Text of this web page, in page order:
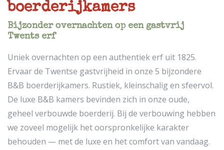
boerderijkamers
Bijzonder overnachten op een gastvrij
Twents erf
Uniek overnachten op een authentiek erf uit 1825.
Ervaar de Twentse gastvrijheid in onze 5 bijzondere
B&B boerderijkamers. Rustiek, kleinschalig en sfeervol.
De luxe B&B kamers bevinden zich in onze oude,
geheel verbouwde boerderij. Bij de verbouwing hebben
we zoveel mogelijk het oorspronkelijke karakter
behouden — met de luxe en het comfort van vandaag.